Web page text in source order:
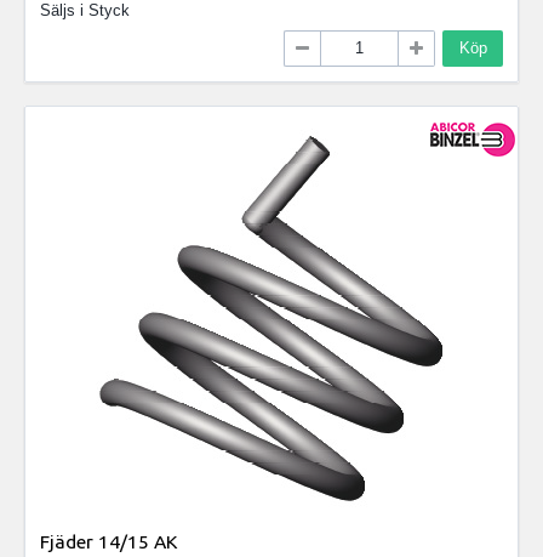
Säljs i Styck
Köp
Fjäder 14/15 AK